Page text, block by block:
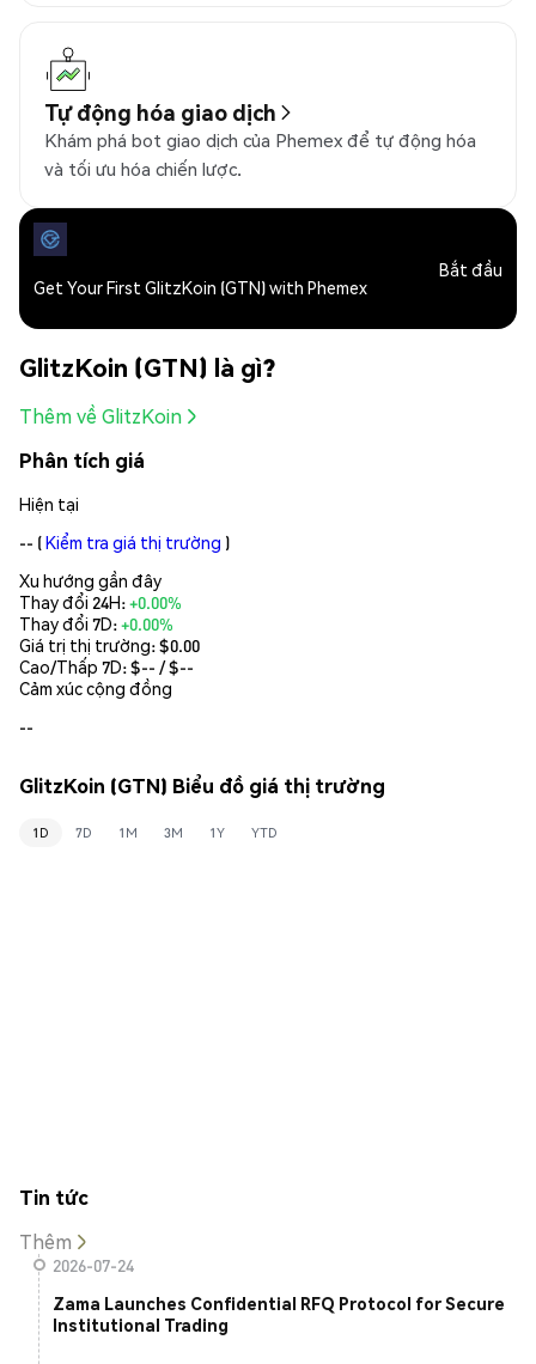
Tự động hóa giao dịch
Khám phá bot giao dịch của Phemex để tự động hóa
và tối ưu hóa chiến lược.
Get Your First GlitzKoin (GTN) with Phemex
Bắt đầu
GlitzKoin (GTN) là gì?
Thêm về GlitzKoin
Phân tích giá
Hiện tại
-- (Kiểm tra giá thị trường )
Xu hướng gần đây
Thay đổi 24H:+0.00%
Thay đổi 7D:+0.00%
Giá trị thị trường:$0.00
Cao/Thấp 7D: $-- / $--
Cảm xúc cộng đồng
--
GlitzKoin (GTN) Biểu đồ giá thị trường
1D 7D 1M 3M 1Y YTD
Tin tức
Thêm
2026-07-24
Zama Launches Confidential RFQ Protocol for Secure
Institutional Trading